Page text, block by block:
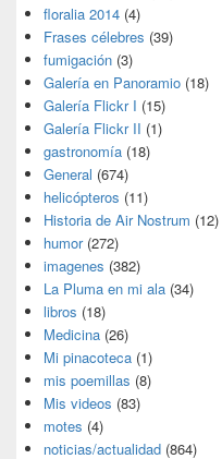
floralia 2014 (4)
Frases célebres (39)
fumigación (3)
Galería en Panoramio (18)
Galería Flickr I (15)
Galería Flickr II (1)
gastronomía (18)
General (674)
helicópteros (11)
Historia de Air Nostrum (12)
humor(272)
imagenes (382)
La Pluma en mi ala (34)
libros (18)
Medicina (26)
Mi pinacoteca (1)
mis poemillas (8)
Mis videos (83)
motes (4)
noticias/actualidad (864)